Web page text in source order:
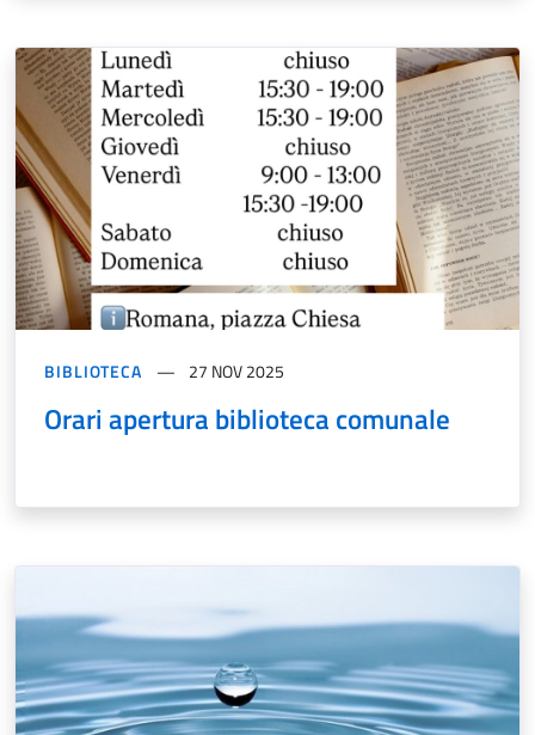
BIBLIOTECA 27 NOV 2025
Orari apertura biblioteca comunale